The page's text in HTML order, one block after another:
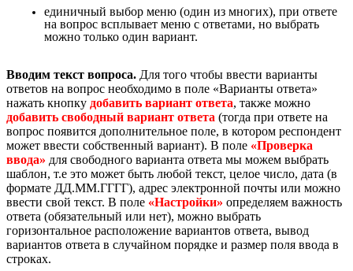
единичный выбор меню (один из многих), при ответе
на вопрос всплывает меню с ответами, но выбрать
можно только один вариант.
Вводим текст вопроса. Для того чтобы ввести варианты
ответов на вопрос необходимо в поле «Варианты ответа»
нажать кнопку добавить вариант ответа, также можно
добавить свободный вариант ответа (тогда при ответе на
вопрос появится дополнительное поле, в котором респондент
может ввести собственный вариант). В поле «Проверка
ввода» для свободного варианта ответа мы можем выбрать
шаблон, т.е это может быть любой текст, целое число, дата (в
формате ДД.ММ.ГГГГ), адрес электронной почты или можно
ввести свой текст. В поле «Настройки» определяем важность
ответа (обязательный или нет), можно выбрать
горизонтальное расположение вариантов ответа, вывод
вариантов ответа в случайном порядке и размер поля ввода в
строках.